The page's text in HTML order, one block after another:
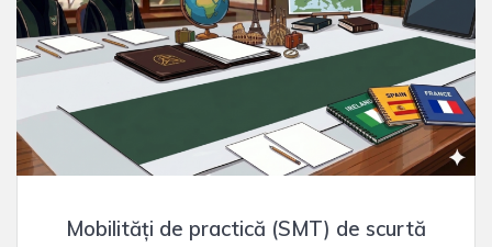
Mobilități de practică (SMT) de scurtă